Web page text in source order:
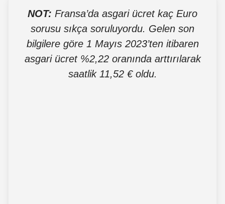
NOT: Fransa’da asgari ücret kaç Euro
sorusu sıkça soruluyordu. Gelen son
bilgilere göre 1 Mayıs 2023’ten itibaren
asgari ücret %2,22 oranında arttırılarak
saatlik 11,52 € oldu.